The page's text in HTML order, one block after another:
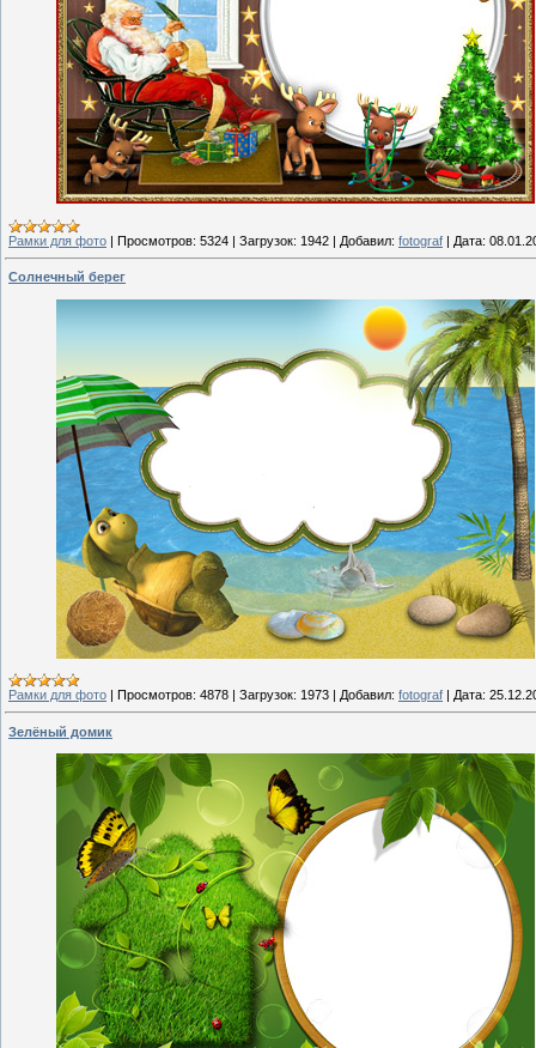
Рамки для фото | Просмотров: 5324 | Загрузок: 1942 | Добавил: fotograf | Дата:
Солнечный берег
Рамки для фото Просмотров: 4878 Загрузок: 1973 Добавил: fotograf Дата:
Зелёный домик